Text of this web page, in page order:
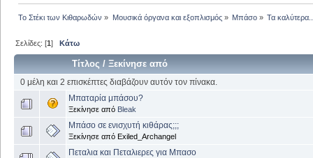
Το Στέκι των Κιθαρωδών » Μουσικά όργανα και εξοπλισμός» Μπάσο» Τα
Σελίδες: [1]Κάτω
Τίτλος /Ξεκίνησε από
0 μέλη και 2 επισκέπτες διαβάζουν αυτόν τον πίνακα.
Μπαταρία μπάσου?
Ξεκίνησε από Bleak
Μπάσο σε ενισχυτή κιθάρας;;;
Ξεκίνησε από Exiled_Archangel
Πεταλια και Πεταλιερες για Μπασο